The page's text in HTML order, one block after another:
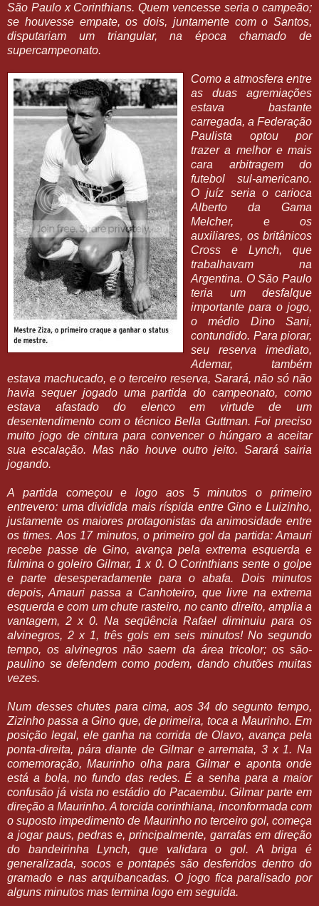
São Paulo x Corinthians. Quem vencesse seria o campeão;
se houvesse empate, os dois, juntamente com o Santos,
disputariam um triangular, na época chamado de
supercampeonato.
Como a atmosfera entre
as duas agremiações
estava bastante
carregada, a Federação
Paulista optou por
trazer a melhor e mais
cara arbitragem do
futebol sul-americano.
O juíz seria o carioca
Alberto da Gama
Melcher, e os
auxiliares, os britânicos
Cross e Lynch, que
trabalhavam na
Argentina. O São Paulo
teria um desfalque
importante para o jogo,
o médio Dino Sani,
contundido. Para piorar,
seu reserva imediato,
Ademar, também
estava machucado, e o terceiro reserva, Sarará, não só não
havia sequer jogado uma partida do campeonato, como
estava afastado do elenco em virtude de um
desentendimento com o técnico Bella Guttman. Foi preciso
muito jogo de cintura para convencer o húngaro a aceitar
sua escalação. Mas não houve outro jeito. Sarará sairia
jogando.
A partida começou e logo aos 5 minutos o primeiro
entrevero: uma dividida mais ríspida entre Gino e Luizinho,
justamente os maiores protagonistas da animosidade entre
os times. Aos 17 minutos, o primeiro gol da partida: Amauri
recebe passe de Gino, avança pela extrema esquerda e
fulmina o goleiro Gilmar, 1 x 0. O Corinthians sente o golpe
e parte desesperadamente para o abafa. Dois minutos
depois, Amauri passa a Canhoteiro, que livre na extrema
esquerda e com um chute rasteiro, no canto direito, amplia a
vantagem, 2 x 0. Na seqüência Rafael diminuiu para os
alvinegros, 2 x 1, três gols em seis minutos! No segundo
tempo, os alvinegros não saem da área tricolor; os são-
paulino se defendem como podem, dando chutões muitas
vezes.
Num desses chutes para cima, aos 34 do segunto tempo,
Zizinho passa a Gino que, de primeira, toca a Maurinho. Em
posição legal, ele ganha na corrida de Olavo, avança pela
ponta-direita, pára diante de Gilmar e arremata, 3 x 1. Na
comemoração, Maurinho olha para Gilmar e aponta onde
está a bola, no fundo das redes. É a senha para a maior
confusão já vista no estádio do Pacaembu. Gilmar parte em
direção a Maurinho. A torcida corinthiana, inconformada com
o suposto impedimento de Maurinho no terceiro gol, começa
a jogar paus, pedras e, principalmente, garrafas em direção
do bandeirinha Lynch, que validara o gol. A briga é
generalizada, socos e pontapés são desferidos dentro do
gramado e nas arquibancadas. O jogo fica paralisado por
alguns minutos mas termina logo em seguida.